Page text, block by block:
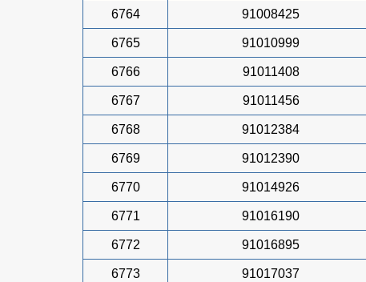
6764 91008425
6765 91010999
6766 91011408
6767 91011456
6768 91012384
6769 91012390
6770 91014926
6771 91016190
6772 91016895
6773 91017037